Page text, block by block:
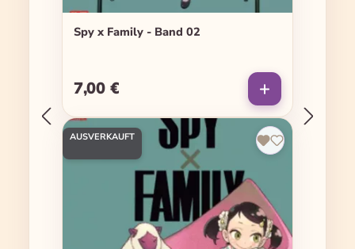
Spy x Family - Band 02
Regulärer Preis:
7,00 €
AUSVERKAUFT